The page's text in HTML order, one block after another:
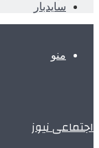
سایدبار
منو
اجتماعی نیوز